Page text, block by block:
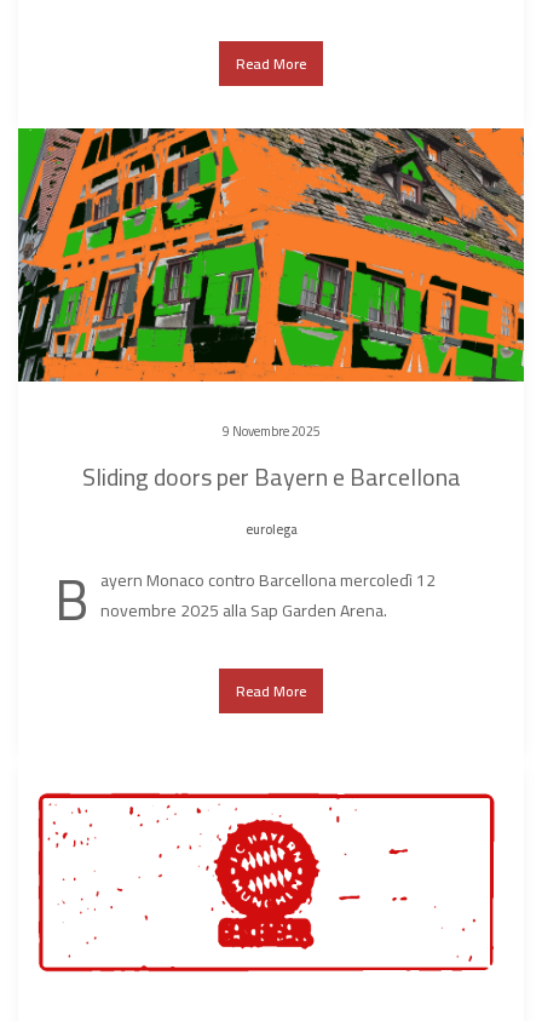
Read More
9 Novembre 2025
Sliding doors per Bayern e Barcellona
eurolega
B ayern Monaco contro Barcellona mercoledì 12
novembre 2025 alla Sap Garden Arena.
Read More